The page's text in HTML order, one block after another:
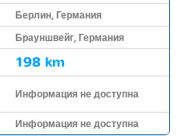
Берлин, Германия
Брауншвейг, Германия
198 km
Информация не доступна
Информация не доступна